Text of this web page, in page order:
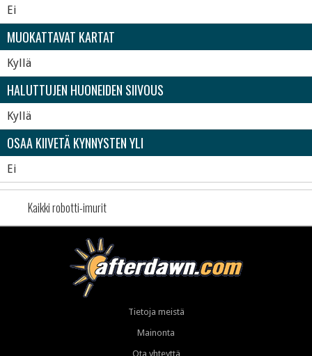
Ei
MUOKATTAVAT KARTAT
Kyllä
HALUTTUJEN HUONEIDEN SIIVOUS
Kyllä
OSAA KIIVETÄ KYNNYSTEN YLI
Ei
Kaikki robotti-imurit
Tietoja meistä
Mainonta
Ota yhteyttä